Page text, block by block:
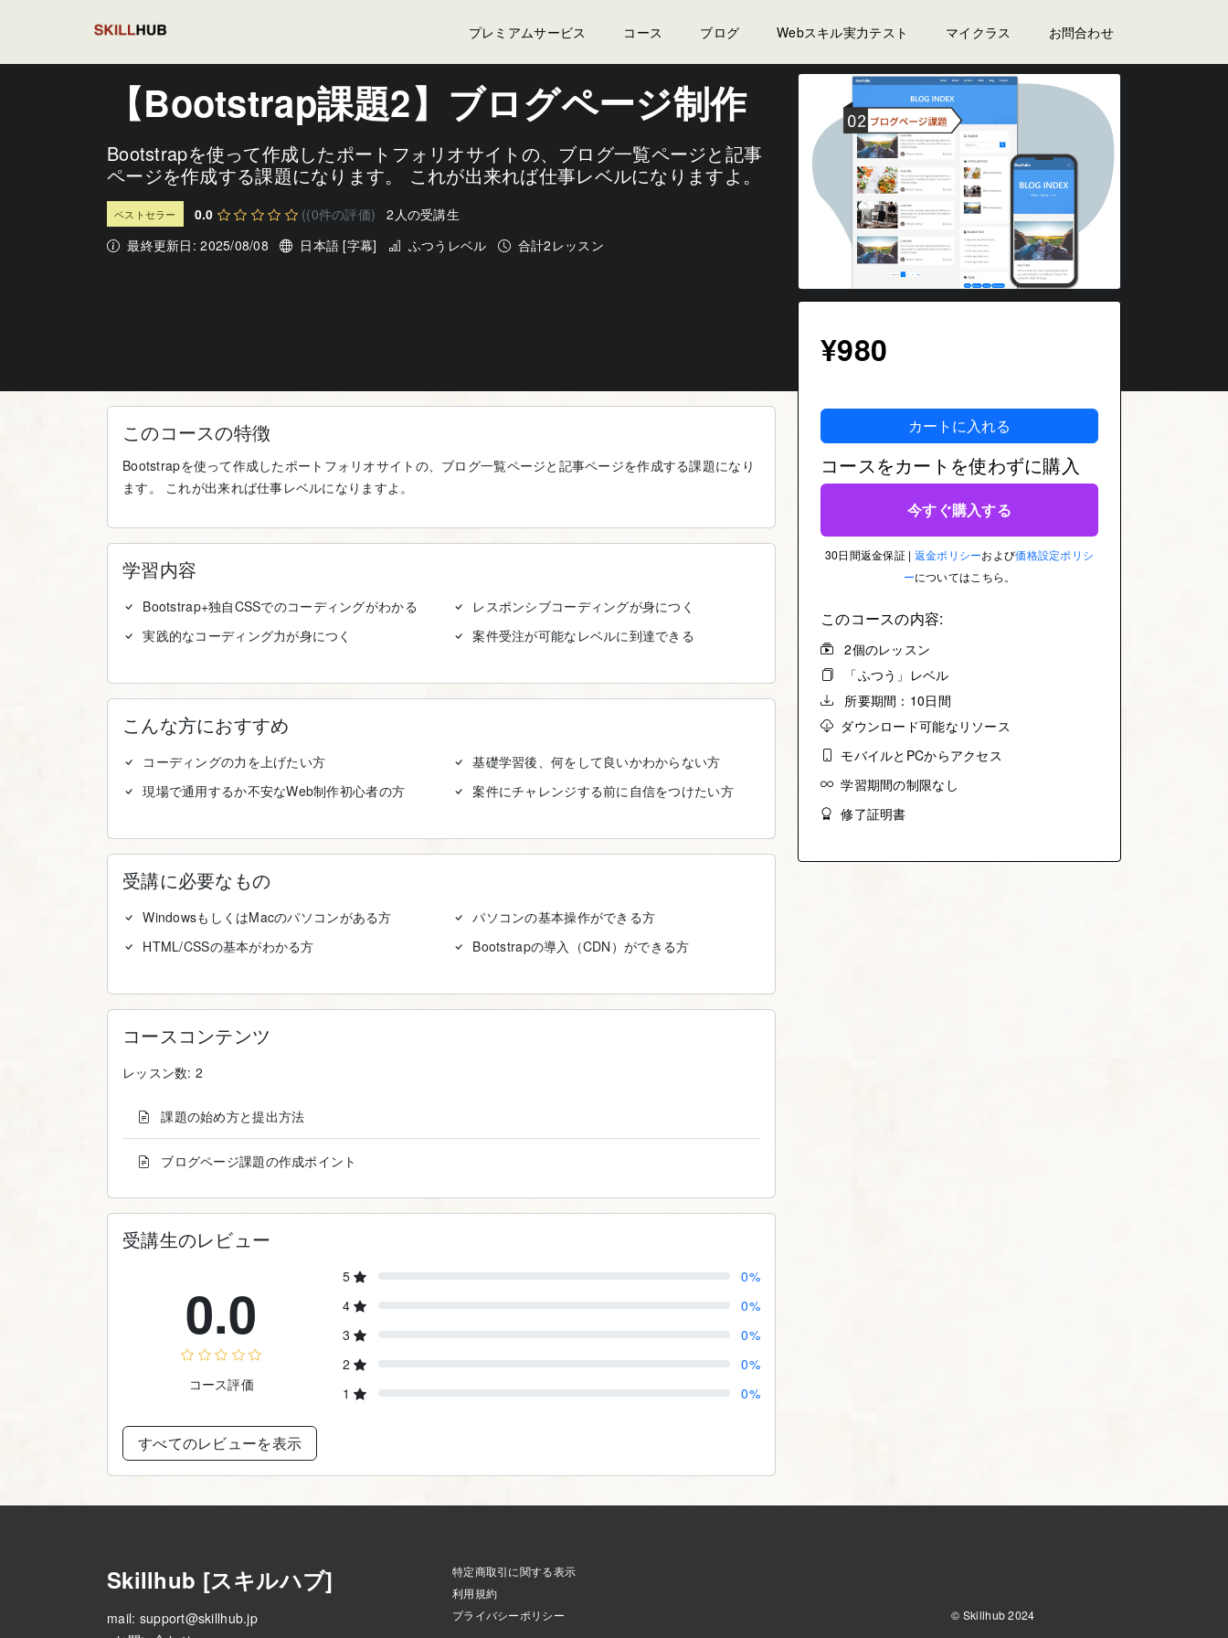
プレミアムサービス コース ブログ Webスキル実力テスト マイクラス お問合わせ
ホーム 講座一覧
【Bootstrap課題2】ブログページ制作
Bootstrapを使って作成したポートフォリオサイトの、ブログ一覧ページと記事
ページを作成する課題になります。 これが出来れば仕事レベルになりますよ。
ベストセラー 0.0 ((0件の評価)
2人の受講生
最終更新日: 2025/08/08
日本語 [字幕] ふつうレベル 合計2レッスン
このコースの特徴
Bootstrapを使って作成したポートフォリオサイトの、ブログ一覧ページと記事ページを作成する課題になり
ます。 これが出来れば仕事レベルになりますよ。
学習内容
Bootstrap+独自CSSでのコーディングがわかる
レスポンシブコーディングが身につく
実践的なコーディング力が身につく
案件受注が可能なレベルに到達できる
こんな方におすすめ
コーディングの力を上げたい方
基礎学習後、何をして良いかわからない方
現場で通用するか不安なWeb制作初心者の方
案件にチャレンジする前に自信をつけたい方
受講に必要なもの
WindowsもしくはMacのパソコンがある方
パソコンの基本操作ができる方
HTML/CSSの基本がわかる方
Bootstrapの導入（CDN）ができる方
コースコンテンツ
レッスン数: 2
課題の始め方と提出方法
ブログページ課題の作成ポイント
受講生のレビュー
0.0
コース評価
5
0%
4
0%
3
0%
2
0%
1
0%
すべてのレビューを表示
¥980
カートに入れる
コースをカートを使わずに購入
今すぐ購入する
30日間返金保証 | 返金ポリシーおよび価格設定ポリシ
ーについてはこちら。
このコースの内容:
2個のレッスン
「ふつう」レベル
所要期間：10日間
ダウンロード可能なリソース
モバイルとPCからアクセス
学習期間の制限なし
修了証明書
Skillhub [スキルハブ]
mail: support@skillhub.jp
特定商取引に関する表示
利用規約
プライバシーポリシー
© Skillhub 2024